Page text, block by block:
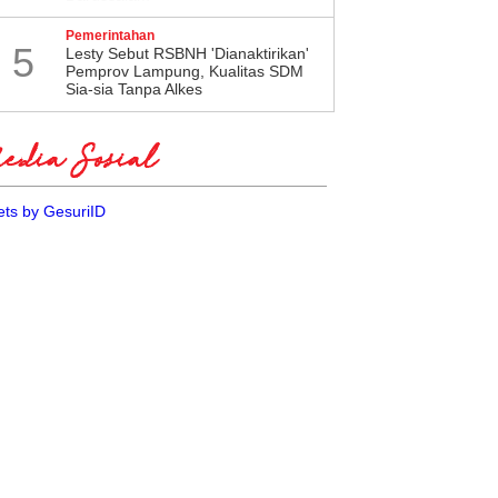
5
Pemerintahan
Lesty Sebut RSBNH 'Dianaktirikan'
Pemprov Lampung, Kualitas SDM
Sia-sia Tanpa Alkes
Sosial
by GesuriID